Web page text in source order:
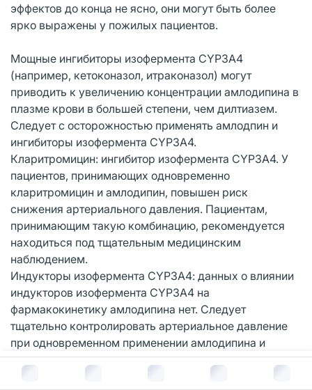
В корзину за руб.
эффектов до конца не ясно, они могут быть более
ярко выражены у пожилых пациентов.
Мощные ингибиторы изофермента CYP3А4
(например, кетоконазол, итраконазол) могут
приводить к увеличению концентрации амлодипина в
плазме крови в большей степени, чем дилтиазем.
Следует с осторожностью применять амлодпин и
ингибиторы изофермента CYP3А4.
Кларитромицин: ингибитор изофермента CYP3А4. У
пациентов, принимающих одновременно
кларитромицин и амлодипин, повышен риск
снижения артериального давления. Пациентам,
принимающим такую комбинацию, рекомендуется
находиться под тщательным медицинским
наблюдением.
Индукторы изофермента CYP3А4: данных о влиянии
индукторов изофермента CYP3А4 на
фармакокинетику амлодипина нет. Следует
тщательно контролировать артериальное давление
при одновременном применении амлодипина и
индукторов изофермента CYP3А4.